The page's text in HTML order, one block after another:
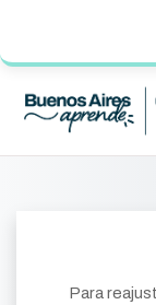
Para